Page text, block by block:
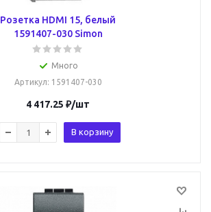
Розетка HDMI 15, белый
1591407-030 Simon
Много
Артикул: 1591407-030
4 417.25 ₽/шт
В корзину